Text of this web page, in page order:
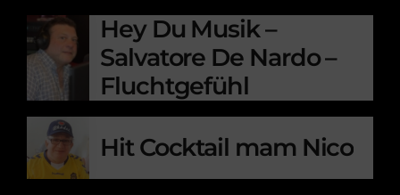
Hey Du Musik –
Salvatore De Nardo –
Fluchtgefühl
Hit Cocktail mam Nico